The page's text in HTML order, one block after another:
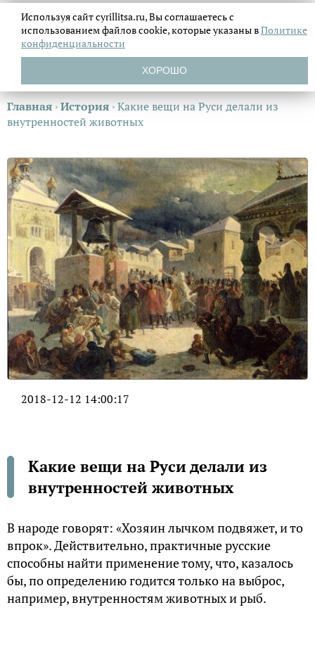
Главная ›История ›Какие вещи на Руси делали из
внутренностей животных
2018-12-12 14:00:17
Какие вещи на Руси делали из
внутренностей животных
В народе говорят: «Хозяин лычком подвяжет, и то
впрок». Действительно, практичные русские
способны найти применение тому, что, казалось
бы, по определению годится только на выброс,
например, внутренностям животных и рыб.
Используя сайт cyrillitsa.ru, Вы соглашаетесь с
использованием файловcookie, которые указаны вПолитике
конфиденциальности
ХОРОШО